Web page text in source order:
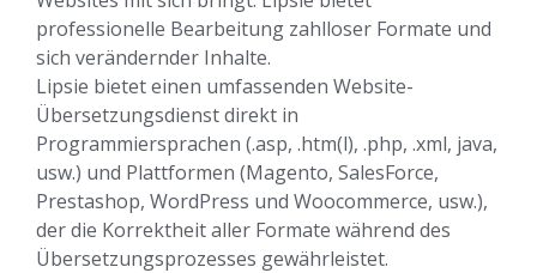
professionelle Bearbeitung zahlloser Formate und
sich verändernder Inhalte.
Lipsie bietet einen umfassenden Website-
Übersetzungsdienst direkt in
Programmiersprachen (.asp, .htm(l), .php, .xml, java,
usw.) und Plattformen (Magento, SalesForce,
Prestashop, WordPress und Woocommerce, usw.),
der die Korrektheit aller Formate während des
Übersetzungsprozesses gewährleistet.